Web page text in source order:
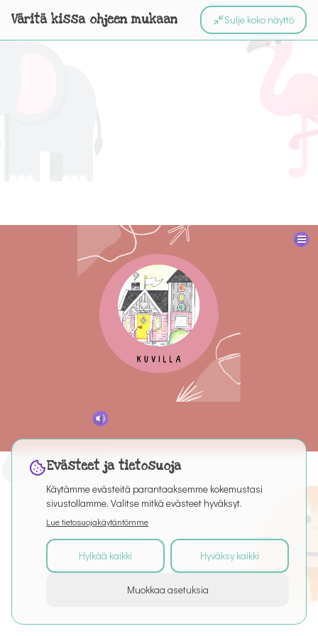
Väritä kissa ohjeen mukaan Sulje koko näyttö
Kaikki oikeudet pidätetään
ArtikkelitPuro EditorTietosuoja
Evästeet ja tietosuoja
Käytämme evästeitä parantaaksemme kokemustasi
sivustollamme. Valitse mitkä evästeet hyväksyt.
Lue tietosuojakäytäntömme
Hylkää kaikki Hyväksy kaikki
Muokkaa asetuksia